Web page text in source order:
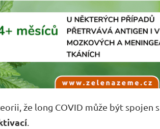
že long COVID může být spojen s
.